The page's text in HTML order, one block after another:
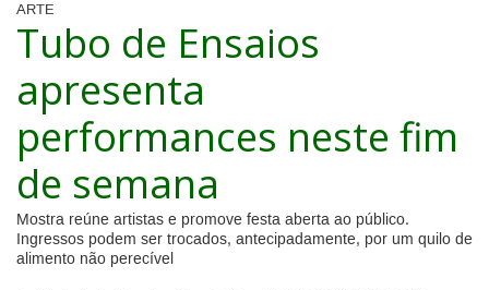
ARTE
Tubo de Ensaios
apresenta
performances neste fim
de semana
Mostra reúne artistas e promove festa aberta ao público.
Ingressos podem ser trocados, antecipadamente, por um quilo de
alimento não perecível